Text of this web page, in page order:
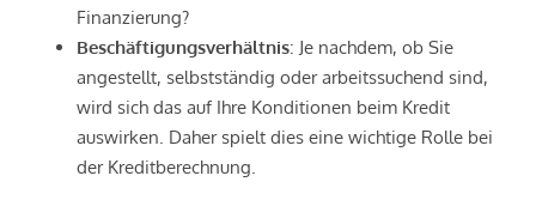
Finanzierung?
Beschäftigungsverhältnis: Je nachdem, ob Sie
angestellt, selbstständig oder arbeitssuchend sind,
wird sich das auf Ihre Konditionen beim Kredit
auswirken. Daher spielt dies eine wichtige Rolle bei
der Kreditberechnung.